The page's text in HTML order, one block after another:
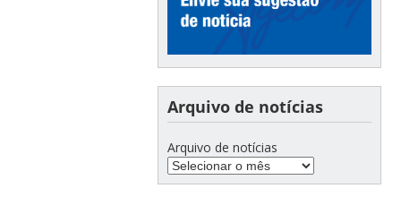
Arquivo de notícias
Arquivo de notícias